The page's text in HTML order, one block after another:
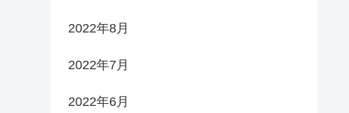
2022年8月
2022年7月
2022年6月